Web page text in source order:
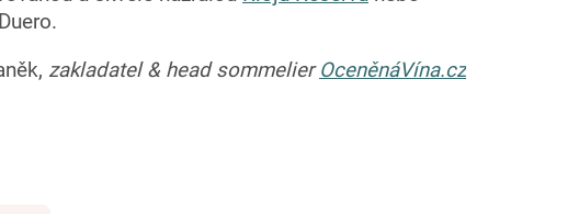
zakladatel & head sommelierOceněnáVína.cz